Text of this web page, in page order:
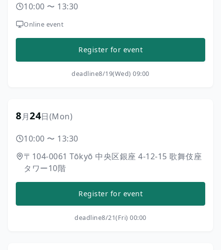
10:00 〜 13:30
Online event
Register for event
deadline8/19(Wed) 09:00
8月24日(Mon)
10:00 〜 13:30
〒104-0061 Tōkyō 中央区銀座 4-12-15 歌舞伎座
タワー10階
Register for event
deadline8/21(Fri) 00:00